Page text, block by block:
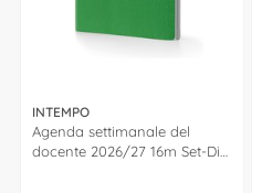
INTEMPO
Agenda settimanale del
docente 2026/27 16m Set-Dic